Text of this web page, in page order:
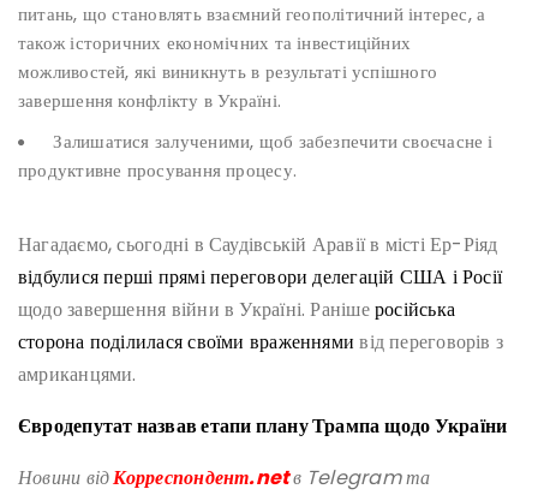
питань, що становлять взаємний геополітичний інтерес, а
також історичних економічних та інвестиційних
можливостей, які виникнуть в результаті успішного
завершення конфлікту в Україні.
Залишатися залученими, щоб забезпечити своєчасне і
продуктивне просування процесу.
Нагадаємо, сьогодні в Саудівській Аравії в місті Ер-Ріяд
відбулися перші прямі переговори делегацій США і Росії
щодо завершення війни в Україні. Ранішеросійська
сторона поділилася своїми враженнями від переговорів з
амриканцями.
Євродепутат назвав етапи плану Трампа щодо України
Новини відКорреспондент.netв Telegram та